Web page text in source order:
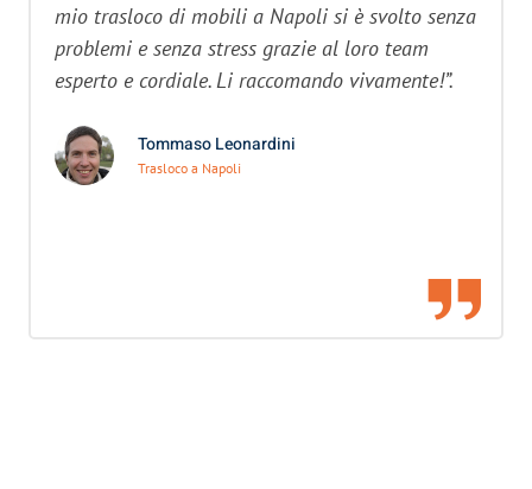
mio trasloco di mobili a Napoli si è svolto senza
problemi e senza stress grazie al loro team
esperto e cordiale. Li raccomando vivamente!”.
Tommaso Leonardini
Trasloco a Napoli